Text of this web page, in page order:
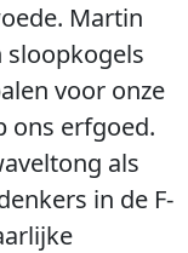
Martin
sloopkogels
voor onze
ons erfgoed.
als
in de F-